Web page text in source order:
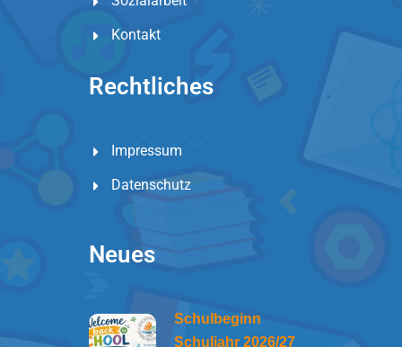
Kontakt
Rechtliches
Impressum
Datenschutz
Neues
Schulbeginn
Schuljahr 2026/27